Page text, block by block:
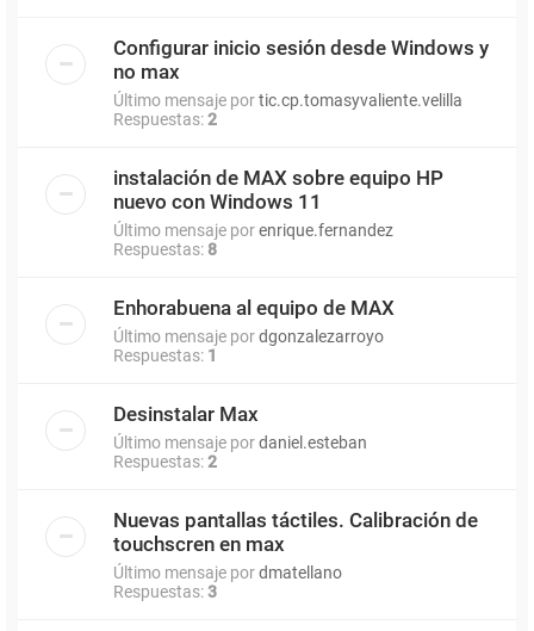
Configurar inicio sesión desde Windows y
no max
Último mensaje portic.cp.tomasyvaliente.velilla
Respuestas:2
instalación de MAX sobre equipo HP
nuevo con Windows 11
Último mensaje porenrique.fernandez
Respuestas: 8
Enhorabuena al equipo de MAX
Último mensaje pordgonzalezarroyo
Respuestas: 1
Desinstalar Max
Último mensaje pordaniel.esteban
Respuestas:2
Nuevas pantallas táctiles. Calibración de
touchscren en max
Último mensaje pordmatellano
Respuestas:3